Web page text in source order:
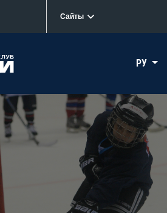
Сайты
РУ